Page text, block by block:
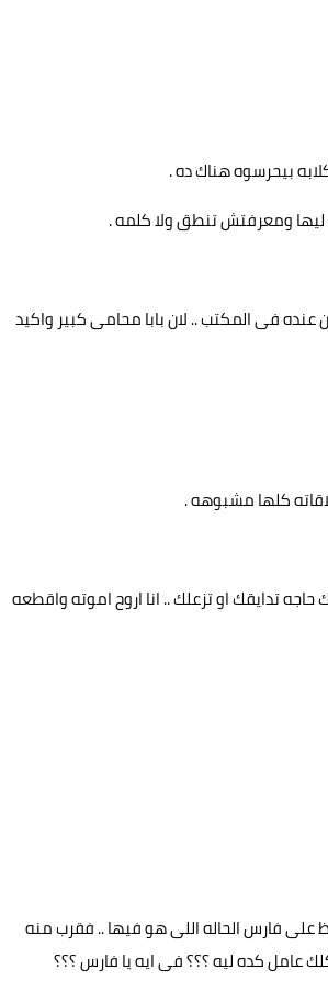
بيحرسوه هناك ده .
ومعرفتش تنطق ولا كلمه .
فى المكتب .. لان بابا محامى كبير واكيد
كلها مشبوهه .
تدايقك او تزعلك .. انا اروح اموته واقطعه
فارس الحاله اللى هو فيها .. فقرب منه
عامل كده ليه ؟؟؟ فى ايه يا فارس ؟؟؟